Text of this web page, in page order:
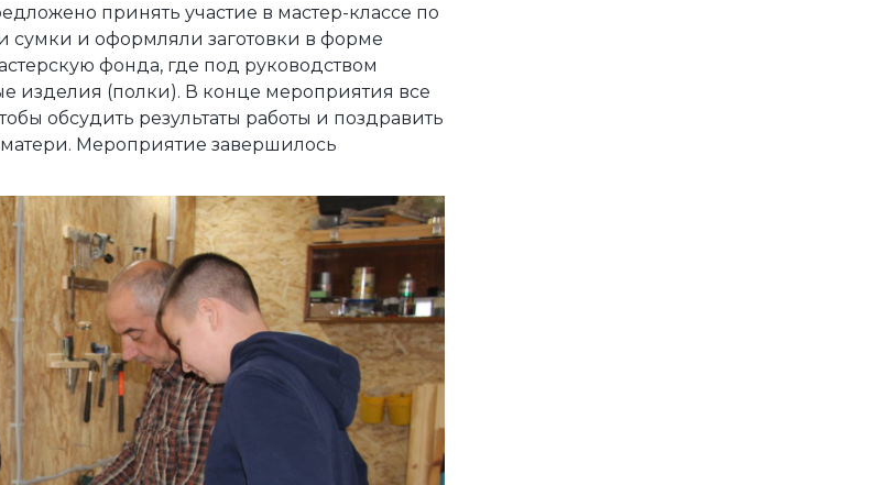
принять участие в мастер-классе по
сумки и оформляли заготовки в форме
фонда, где под руководством
изделия (полки). В конце мероприятия все
обсудить результаты работы и поздравить
Мероприятие завершилось